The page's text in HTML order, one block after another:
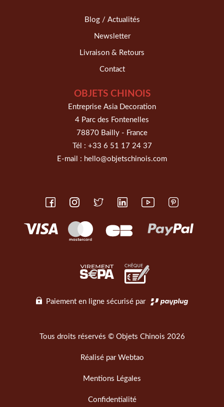
Blog / Actualités
Newsletter
Livraison & Retours
Contact
OBJETS CHINOIS
Entreprise Asia Decoration
4 Parc des Fontenelles
78870 Bailly - France
Tél : +33 6 51 17 24 37
E-mail : hello@objetschinois.com
Paiement en ligne sécurisé par
Tous droits réservés © Objets Chinois 2026
Réalisé par Webtao
Mentions Légales
Confidentialité